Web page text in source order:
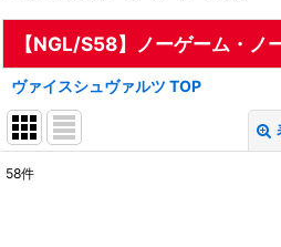
【NGL/S58】ノーゲーム・ノ
ヴァイスシュヴァルツ TOP
58件